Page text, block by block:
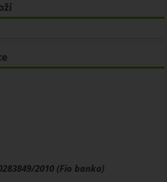
2010 (Fio banka)